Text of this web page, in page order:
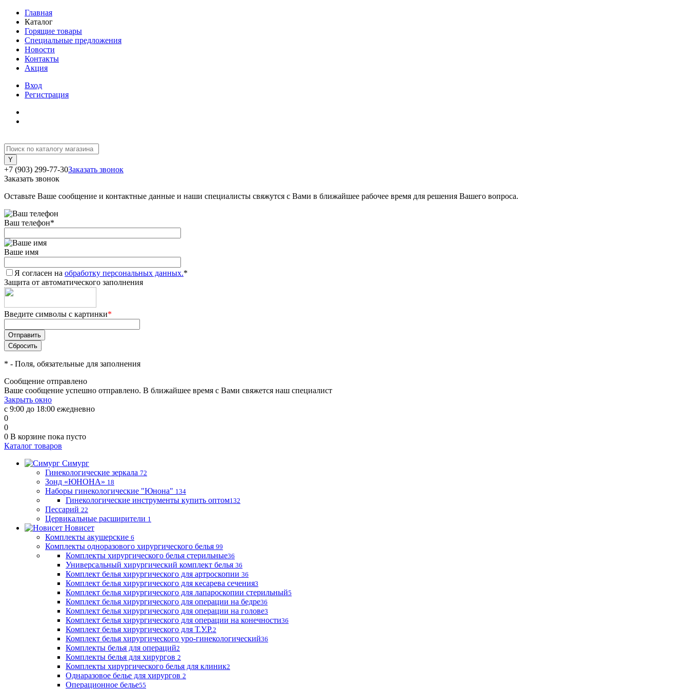
Главная
Каталог
Горящие товары
Специальные предложения
Новости
Контакты
Акция
Вход
Регистрация
+7 (903) 299-77-30Заказать звонок
Заказать звонок
Оставьте Ваше сообщение и контактные данные и наши специалисты свяжутся с Вами в ближайшее рабочее время для решения Вашего вопроса.
Ваш телефон*
Ваше имя
Я согласен на обработку персональных данных.*
Защита от автоматического заполнения
Введите символы с картинки*
* - Поля, обязательные для заполнения
Сообщение отправлено
Ваше сообщение успешно отправлено. В ближайшее время с Вами свяжется наш специалист
Закрыть окно
с 9:00 до 18:00 ежедневно
0
0
0 В корзине пока пусто
Каталог товаров
Симург
Гинекологические зеркала 72
Зонд «ЮНОНА» 18
Наборы гинекологические "Юнона" 134
Гинекологические инструменты купить оптом132
Пессарий 22
Цервикальные расширители 1
Новисет
Комплекты акушерские 6
Комплекты одноразового хирургического белья 99
Комплекты хирургического белья стерильные36
Универсальный хирургический комплект белья 36
Комплект белья хирургического для артроскопии 36
Комплект белья хирургического для кесарева сечения3
Комплект белья хирургического для лапароскопии стерильный5
Комплект белья хирургического для операции на бедре36
Комплект белья хирургического для операции на голове3
Комплект белья хирургического для операции на конечности36
Комплект белья хирургического для Т.У.Р.2
Комплект белья хирургического уро-гинекологический36
Комплекты белья для операций2
Комплекты белья для хирургов 2
Комплекты хирургического белья для клиник2
Однаразовое белье для хирургов 2
Операционное белье55